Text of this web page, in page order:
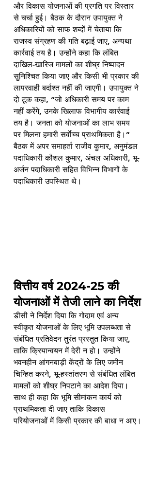
और विकास योजनाओं की प्रगति पर विस्तार
से चर्चा हुई। बैठक के दौरान उपायुक्त ने
अधिकारियों को साफ शब्दों में चेताया कि
राजस्व संग्रहण की गति बढ़ाई जाए, अन्यथा
कार्रवाई तय है। उन्होंने कहा कि लंबित
दाखिल-खारिज मामलों का शीघ्र निष्पादन
सुनिश्चित किया जाए और किसी भी प्रकार की
लापरवाही बर्दाश्त नहीं की जाएगी। उपायुक्त ने
दो टूक कहा, “जो अधिकारी समय पर काम
नहीं करेंगे, उनके खिलाफ विभागीय कार्रवाई
तय है। जनता को योजनाओं का लाभ समय
पर मिलना हमारी सर्वाेच्च प्राथमिकता है।”
बैठक में अपर समाहर्ता राजीव कुमार, अनुमंडल
पदाधिकारी कौशल कुमार, अंचल अधिकारी, भू-
अर्जन पदाधिकारी सहित विभिन्न विभागों के
पदाधिकारी उपस्थित थे।
वित्तीय वर्ष 2024-25 की
योजनाओं में तेजी लाने का निर्देश
डीसी ने निर्देश दिया कि गोदाम एवं अन्य
स्वीकृत योजनाओं के लिए भूमि उपलब्धता से
संबंधित प्रतिवेदन तुरंत प्रस्तुत किया जाए,
ताकि क्रियान्वयन में देरी न हो। उन्होंने
भवनहीन आंगनबाड़ी केंद्रों के लिए जमीन
चिन्हित करने, भू-हस्तांतरण से संबंधित लंबित
मामलों को शीघ्र निपटाने का आदेश दिया।
साथ ही कहा कि भूमि सीमांकन कार्य को
प्राथमिकता दी जाए ताकि विकास
परियोजनाओं में किसी प्रकार की बाधा न आए।